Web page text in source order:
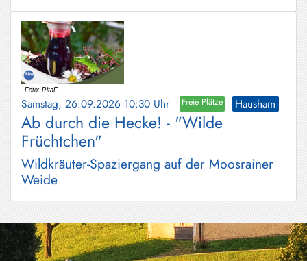
Samstag, 26.09.2026 10:30 Uhr Freie Plätze Hausham
Ab durch die Hecke! - "Wilde
Früchtchen"
Wildkräuter-Spaziergang auf der Moosrainer
Weide